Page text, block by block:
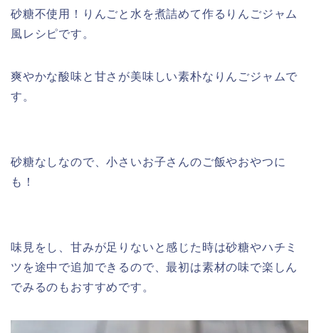
砂糖不使用！りんごと水を煮詰めて作るりんごジャム
風レシピです。
爽やかな酸味と甘さが美味しい素朴なりんごジャムで
す。
砂糖なしなので、小さいお子さんのご飯やおやつに
も！
味見をし、甘みが足りないと感じた時は砂糖やハチミ
ツを途中で追加できるので、最初は素材の味で楽しん
でみるのもおすすめです。